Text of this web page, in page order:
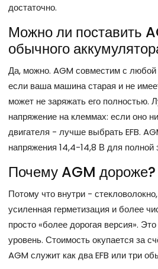
достаточно.
Можно ли поставить
обычного
Да, можно. AGM совместим с
если ваша машина старая и не
может не заряжать его полностью.
напряжение на клеммах: если оно
двигателя - лучше выбрать EFB.
напряжения 14,4-14,8 В для полной
Почему AGM дороже?
Потому что внутри -
усиленная герметизация и более
просто «более дорогая версия».
уровень. Стоимость окупается за
AGM служит как два EFB или три